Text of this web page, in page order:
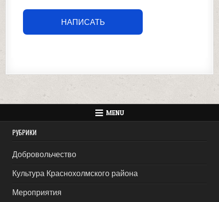
НАПИСАТЬ
MENU
РУБРИКИ
Добровольчество
Культура Краснохолмского района
Мероприятия